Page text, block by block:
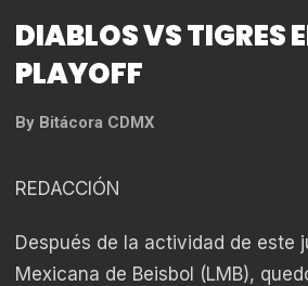
DIABLOS VS TIGRES
PLAYOFF
By Bitácora CDMX
REDACCIÓN
Después de la actividad de este
Mexicana de Beisbol (LMB),